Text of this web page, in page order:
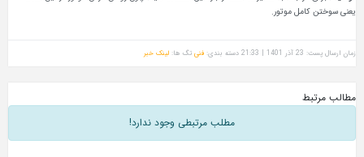
یعنی سوختن کامل موتور.
زمان ارسال پست: 23 آذر 1401 | 21:33 دسته بندی: فنی تگ ها: لینک خبر
مطالب مرتبط
مطلب مرتبطی وجود ندارد!